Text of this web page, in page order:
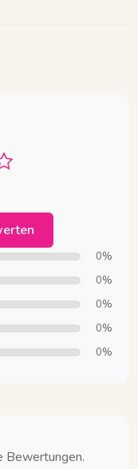
0%
0%
0%
0%
0%
Bewertungen.